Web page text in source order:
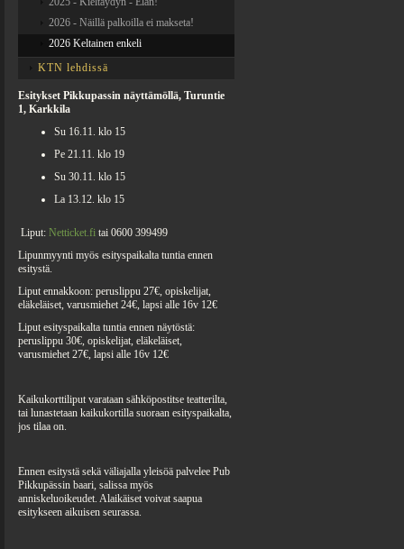
2026 - Näillä palkoilla ei makseta!
2026 Keltainen enkeli
KTN lehdissä
Esitykset Pikkupassin näyttämöllä, Turuntie
1, Karkkila
Su 16.11. klo 15
Pe 21.11. klo 19
Su 30.11. klo 15
La 13.12. klo 15
Liput: Netticket.fi tai 0600 399499
Lipunmyynti myös esityspaikalta tuntia ennen
esitystä.
Liput ennakkoon: peruslippu 27€, opiskelijat,
eläkeläiset, varusmiehet 24€, lapsi alle 16v 12€
Liput esityspaikalta tuntia ennen näytöstä:
peruslippu 30€, opiskelijat, eläkeläiset,
varusmiehet 27€, lapsi alle 16v 12€
Kaikukorttiliput varataan sähköpostitse teatterilta,
tai lunastetaan kaikukortilla suoraan esityspaikalta,
jos tilaa on.
Ennen esitystä sekä väliajalla yleisöä palvelee Pub
Pikkupässin baari, salissa myös
anniskeluoikeudet. Alaikäiset voivat saapua
esitykseen aikuisen seurassa.